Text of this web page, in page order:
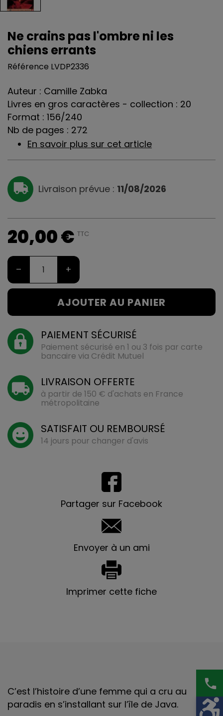
Ne crains pas l'ombre ni les
chiens errants
Référence LVDP2336
Auteur : Camille Zabka
Livres en gros caractères - collection : 20
Format : 156/240
Nb de pages : 272
En savoir plus sur cet article
Livraison prévue : 11/08/2026
20,00 € TTC
– +
AJOUTER AU PANIER
PAIEMENT SÉCURISÉ
Paiement sécurisé en 1 ou 3 fois par carte
bancaire via Crédit Mutuel
LIVRAISON OFFERTE
à partir de 150 € d'achats en France
métropolitaine
SATISFAIT OU REMBOURSÉ
14 jours pour changer d'avis
Partager sur Facebook
Envoyer à un ami
Imprimer cette fiche
C’est l’histoire d’une femme qui a cru au
paradis en s’installant sur l’île de Java.
phone